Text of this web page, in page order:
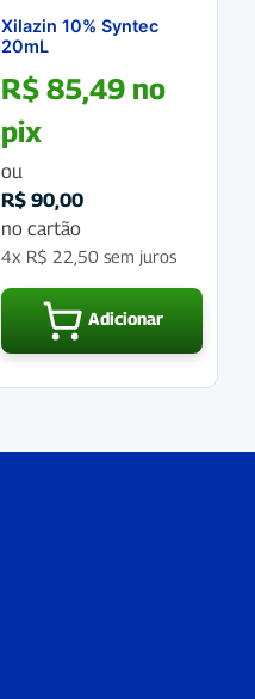
Xilazin 10% Syntec
20mL
R$ 85,49 no
pix
ou
R$ 90,00
no cartão
4x R$ 22,50 sem juros
Adicionar